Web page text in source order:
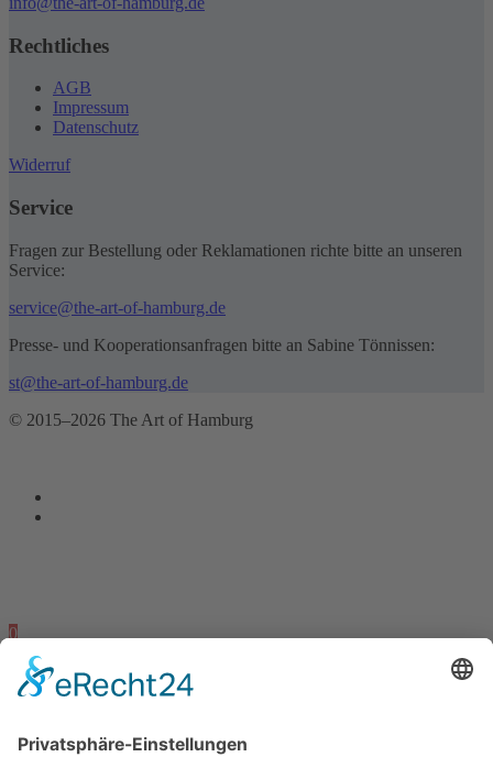
Rechtliches
AGB
Impressum
Datenschutz
Widerruf
Service
Fragen zur Bestellung oder Reklamationen richte bitte an unseren
Service:
service@the-art-of-hamburg.de
Presse- und Kooperationsanfragen bitte an Sabine Tönnissen:
st@the-art-of-hamburg.de
© 2015–2026 The Art of Hamburg
0
Dein Warenkorb